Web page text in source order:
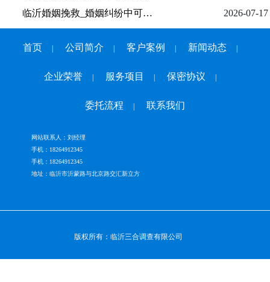
临沂婚姻挽救_​婚姻纠纷中可作为对方家暴合法证据的材料
2026-07-17
首页 公司简介 客户案例 新闻动态
企业荣誉 服务项目 保密协议
委托流程 联系我们
网站联系人：刘经理
手机：18264912345
手机：18264912345
地址：临沂市沂蒙路与北京路交汇新立方
版权所有：临沂三合调查有限公司